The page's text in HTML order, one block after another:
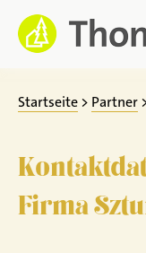
Zum
Inhalt
springen
Startseite > Partner
Firma